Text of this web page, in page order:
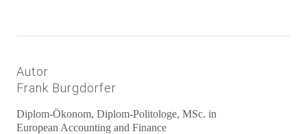
Autor
Frank Burgdörfer
Diplom-Ökonom, Diplom-Politologe, MSc. in
European Accounting and Finance